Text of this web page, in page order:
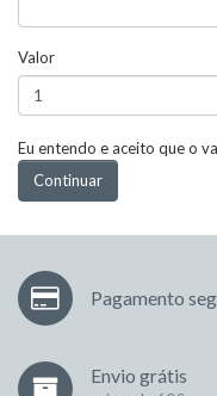
Valor
Eu entendo e aceito que o
Pagamento
Envio grátis